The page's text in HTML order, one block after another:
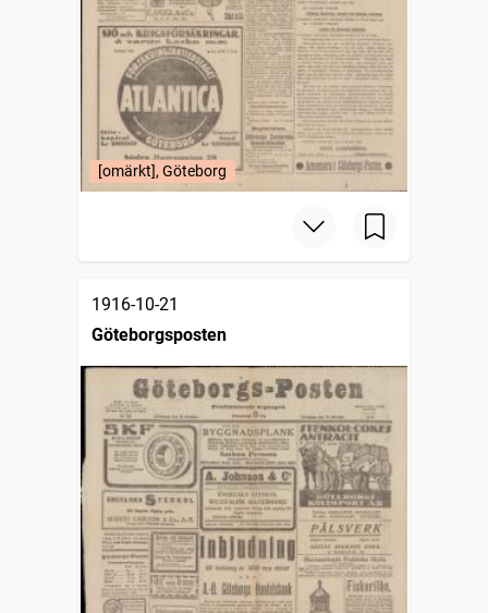
[omärkt], Göteborg
1916-10-21
Göteborgsposten